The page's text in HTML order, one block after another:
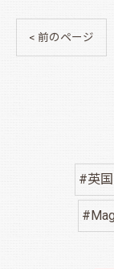
< 前のページ
#英